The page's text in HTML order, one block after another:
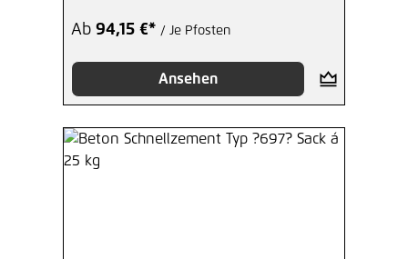
Ab 94,15 €* / Je Pfosten
Ansehen